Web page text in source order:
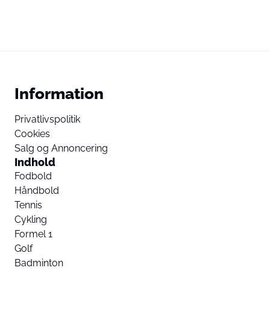
Information
Privatlivspolitik
Cookies
Salg og Annoncering
Indhold
Fodbold
Håndbold
Tennis
Cykling
Formel 1
Golf
Badminton